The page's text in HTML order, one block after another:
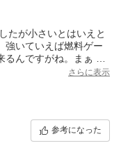
たが小さいとはいえと
強いていえば燃料ゲー
んですがね。まぁ そ
さらに表示
参考になった